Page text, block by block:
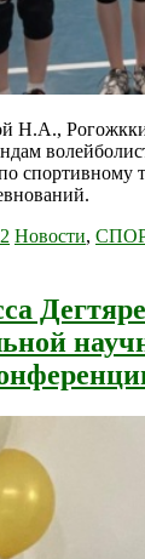
Н.А.,
спортивному
Новости,